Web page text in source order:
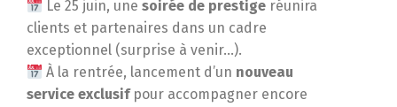
Le 25 juin, unesoirée de prestige réunira
clients et partenaires dans un cadre
exceptionnel (surprise à venir…).
À la rentrée, lancement d’un nouveau
service exclusifpour accompagner encore